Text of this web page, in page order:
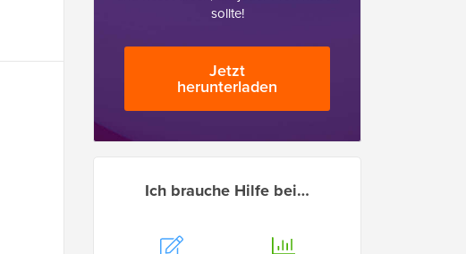
sollte!
Jetzt
herunterladen
Ich brauche Hilfe bei…